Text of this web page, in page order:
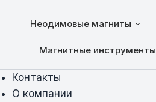
Неодимовые магниты
Магнитные инструменты
Контакты
О компании